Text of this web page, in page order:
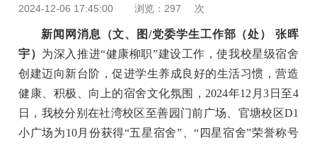
2024-12-06 17:45:00 浏览： 297 次
新闻网消息（文、图/党委学生工作部（处） 张晖
宇） 为深入推进“健康柳职”建设工作，使我校星级宿舍
创建迈向新台阶，促进学生养成良好的生活习惯，营造
健康、积极、向上的宿舍文化氛围，2024年12月3日至4
日，我校分别在社湾校区至善园门前广场、官塘校区D1
小广场为10月份获得“五星宿舍”、“四星宿舍”荣誉称号